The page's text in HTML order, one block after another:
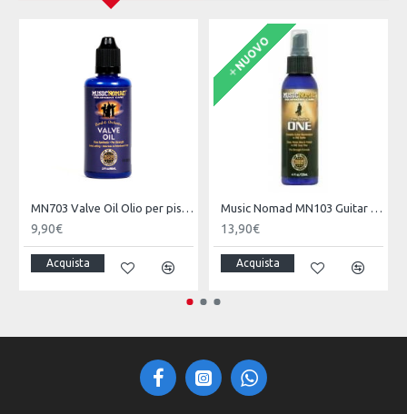
MN703 Valve Oil Olio per pistoni 2 oz. - Music Nomad
9,90€
Acquista
NUOVO
Music Nomad MN103 Guitar One Cleaner Tutto in Uno, Polish e Cera - 120ml
13,90€
Acquista